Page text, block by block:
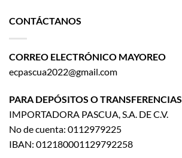
CONTÁCTANOS
CORREO ELECTRÓNICO MAYOREO
ecpascua2022@gmail.com
PARA DEPÓSITOS O TRANSFERENCIAS
IMPORTADORA PASCUA, S.A. DE C.V.
No de cuenta: 0112979225
IBAN: 012180001129792258